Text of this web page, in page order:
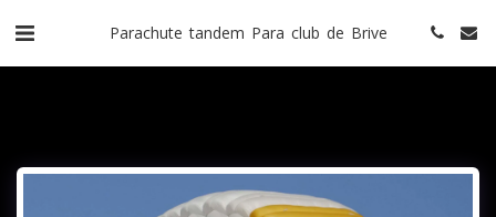
Parachute tandem Para club de Brive